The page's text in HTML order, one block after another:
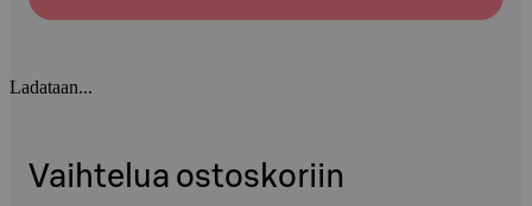
Ladataan...
Vaihtelua ostoskoriin